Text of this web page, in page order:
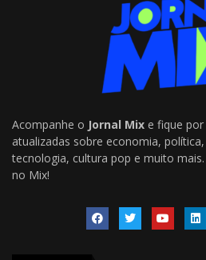
Acompanhe o Jornal Mix e fique
atualizadas sobre economia,
tecnologia, cultura pop e muito
no Mix!